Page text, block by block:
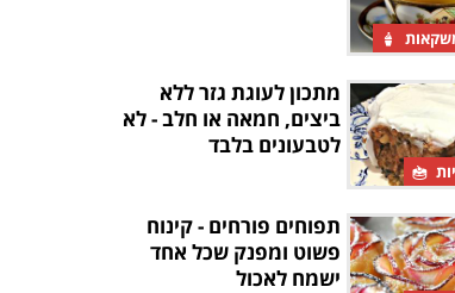
מתכון לעוגת גזר ללא
ביצים, חמאה או חלב - לא
לטבעונים בלבד
תפוחים פורחים - קינוח
פשוט ומפנק שכל אחד
ישמח לאכול